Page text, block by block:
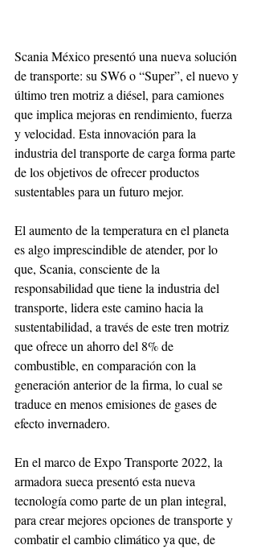
Scania México presentó una nueva solución
de transporte: su SW6 o “Super”, el nuevo y
último tren motriz a diésel, para camiones
que implica mejoras en rendimiento, fuerza
y velocidad. Esta innovación para la
industria del transporte de carga forma parte
de los objetivos de ofrecer productos
sustentables para un futuro mejor.
El aumento de la temperatura en el planeta
es algo imprescindible de atender, por lo
que, Scania, consciente de la
responsabilidad que tiene la industria del
transporte, lidera este camino hacia la
sustentabilidad, a través de este tren motriz
que ofrece un ahorro del 8% de
combustible, en comparación con la
generación anterior de la firma, lo cual se
traduce en menos emisiones de gases de
efecto invernadero.
En el marco de Expo Transporte 2022, la
armadora sueca presentó esta nueva
tecnología como parte de un plan integral,
para crear mejores opciones de transporte y
combatir el cambio climático ya que, de